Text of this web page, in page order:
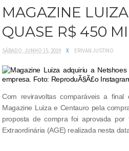
MAGAZINE
QUASE R$ 450 MI
SÁBADO, JUNHO 15, 2019 X ERIVAN JUSTINO
Com reviravoltas comparáveis a
Magazine Luiza e Centauro pela
proposta de compra foi aprovada por
Extraordinária (AGE) realizada nesta